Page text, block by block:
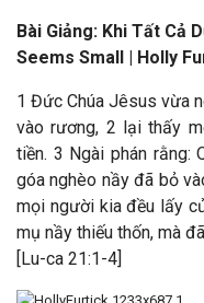
Bài Giảng: Khi Tất Cả
Seems Small | Holly
1 Đức Chúa Jêsus vừa
vào rương, 2 lại thấy
tiền. 3 Ngài phán rằng:
góa nghèo nầy đã bỏ
mọi người kia đều lấy
mụ nầy thiếu thốn, mà
[Lu-ca 21:1-4]